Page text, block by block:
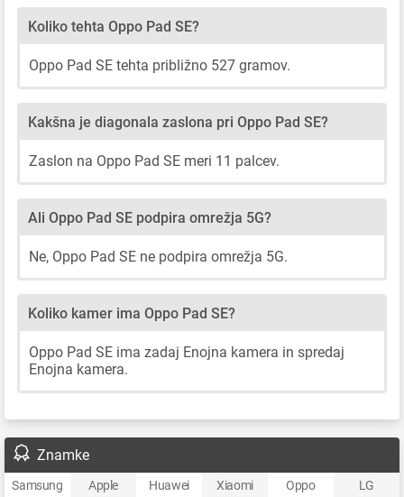
Koliko tehta Oppo Pad SE?
Oppo Pad SE tehta približno 527 gramov.
Kakšna je diagonala zaslona pri Oppo Pad SE?
Zaslon na Oppo Pad SE meri 11 palcev.
Ali Oppo Pad SE podpira omrežja 5G?
Ne, Oppo Pad SE ne podpira omrežja 5G.
Koliko kamer ima Oppo Pad SE?
Oppo Pad SE ima zadaj Enojna kamera in spredaj
Enojna kamera.
Znamke
Samsung Apple Huawei Xiaomi Oppo
LG